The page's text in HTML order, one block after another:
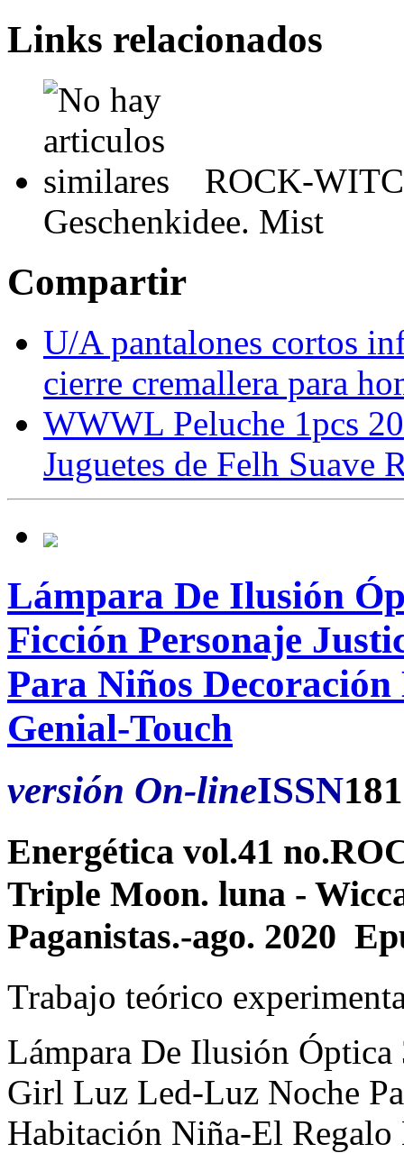
Links relacionados
ROCK-
Geschenkidee. Mist
Compartir
U/A pantalones cortos
cierre cremallera para
WWWL Peluche 1pcs
Juguetes de Felh Suave
Lámpara De Ilusión
Ficción Personaje
Para Niños
Genial-Touch
versión On-lineISSN
Energética vol.41
Triple Moon. luna -
Paganistas.-ago. 2020
Trabajo teórico
Lámpara De Ilusión
Girl Luz Led-Luz Noche
Habitación Niña-El